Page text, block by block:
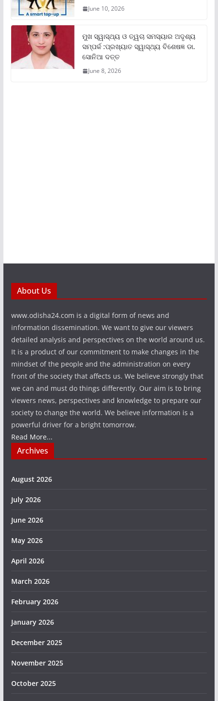
June 10, 2026
ମୁଖ ସ୍ୱାସ୍ଥ୍ୟ ଓ ତ୍ୱଚା ସମସ୍ୟାର ଅଦୃଶ୍ୟ
ସମ୍ପର୍କ :ପ୍ରଖ୍ୟାତ ସ୍ୱାସ୍ଥ୍ୟ ବିଶେଷଜ୍ଞ ଡା.
ସୋନିଆ ଦତ୍ତ
June 8, 2026
About Us
www.odisha24.com is a digital form of news and
information dissemination. We want to give our viewers
detailed analysis and perspectives on the world around us.
It is a product of our commitment to make changes in the
mindset of the people and the administration on every
front of the society that affects us. We believe strongly that
we can and must do things differently. Our aim is to bring
viewers news, perspectives and knowledge to prepare our
society to change the world. We believe information is a
powerful driver for a bright tomorrow.
Read More...
Archives
August 2026
July 2026
June 2026
May 2026
April 2026
March 2026
February 2026
January 2026
December 2025
November 2025
October 2025